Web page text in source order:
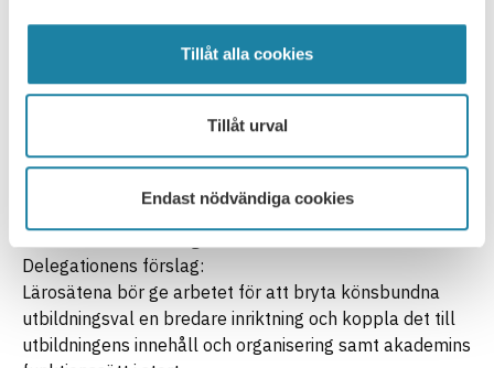
Tillåt alla cookies
Tillåt urval
Endast nödvändiga cookies
forskningsanslag utökas, och lärosätena bör ges större
incitament att utnyttja den egna forskningen som ett
verktyg i verksamhetsutvecklingen.
strukturförändrande projekt är av annan karaktär och
tillstyrks av förbundet inte minst därför att arbete av
detta slag inte ryms inom nuvarande lärosätesbudgetar.
10.4.1 Behov av nya bredare arbetssätt för att bryta
Delegationens förslag:
Lärosätena bör ge arbetet för att bryta könsbundna
utbildningsval en bredare inriktning och koppla det till
utbildningens innehåll och organisering samt akademins